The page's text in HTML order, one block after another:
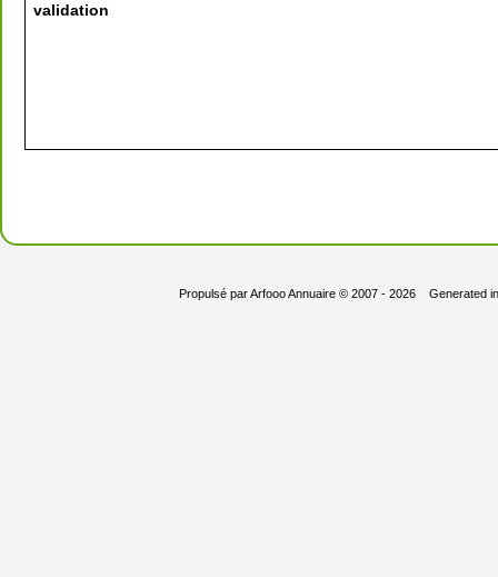
validation
Propulsé parArfooo Annuaire© 2007 - 2026 Generated